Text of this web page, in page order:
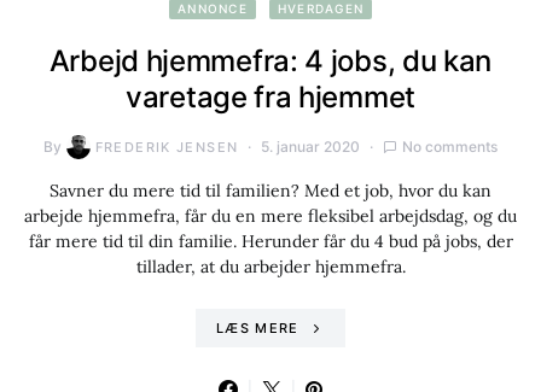
ANNONCE HVERDAGEN
Arbejd hjemmefra: 4 jobs, du kan
varetage fra hjemmet
By FREDERIK JENSEN 5. januar 2020 No comments
Savner du mere tid til familien? Med et job, hvor du kan
arbejde hjemmefra, får du en mere fleksibel arbejdsdag, og du
får mere tid til din familie. Herunder får du 4 bud på jobs, der
tillader, at du arbejder hjemmefra.
LÆS MERE